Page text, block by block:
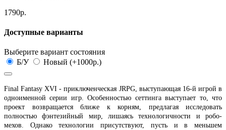
1790р.
Доступные варианты
Выберите вариант состояния
Б/У
Новый (+1000р.)
Final Fantasy XVI - приключенческая JRPG, выступающая 16-й игрой в
одноименной серии игр. Особенностью сеттинга выступает то, что
проект возвращается ближе к корням, предлагая исследовать
полностью фэнтезийный мир, лишаясь технологичности и робо-
мехов. Однако технологии присутствуют, пусть и в меньшем